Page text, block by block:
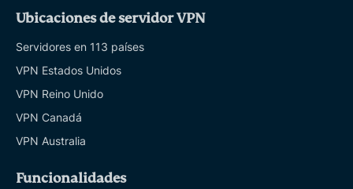
Ubicaciones de servidor VPN
Servidores en 113 países
VPN Estados Unidos
VPN Reino Unido
VPN Canadá
VPN Australia
Funcionalidades